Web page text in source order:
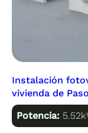
Instalación
vivienda de
Potencia: